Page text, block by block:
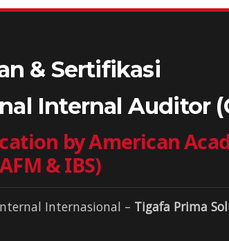
& Sertifikasi
Internal Auditor
by American
& IBS)
Internasional – Tigafa Prima